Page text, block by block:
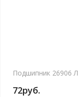
Подшипник 26906 Л
72руб.